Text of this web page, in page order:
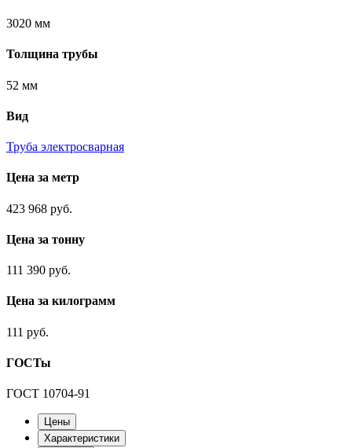
3020 мм
Толщина трубы
52 мм
Вид
Труба электросварная
Цена за метр
423 968 руб.
Цена за тонну
111 390 руб.
Цена за килограмм
111 руб.
ГОСТы
ГОСТ 10704-91
Цены
Характеристики